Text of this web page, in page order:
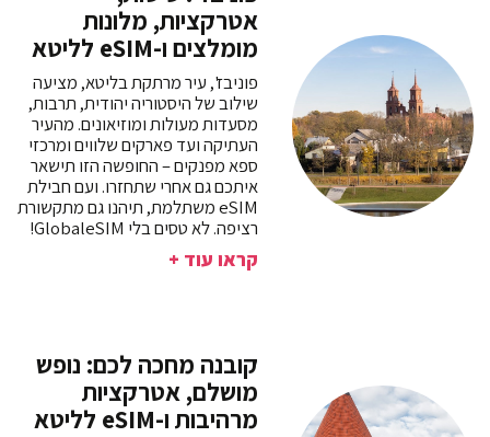
אטרקציות, מלונות
מומלצים ו-eSIM לליטא
פוניבז', עיר מרתקת בליטא, מציעה
שילוב של היסטוריה יהודית, תרבות,
מסעדות מעולות ומוזיאונים. מהעיר
העתיקה ועד פארקים שלווים ומרכזי
ספא מפנקים – החופשה הזו תישאר
איתכם גם אחרי שתחזרו. ועם חבילת
eSIM משתלמת, תיהנו גם מתקשורת
רציפה. לא טסים בלי GlobaleSIM!
קראו עוד +
קובנה מחכה לכם: נופש
מושלם, אטרקציות
מרהיבות ו-eSIM לליטא